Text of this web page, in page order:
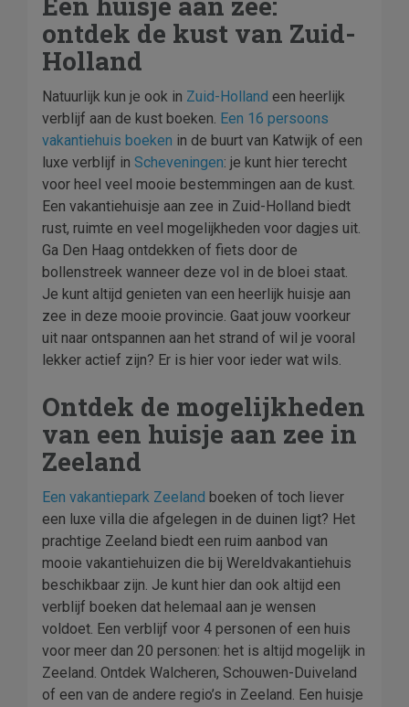
ontdek de kust van Zuid-
Holland
Natuurlijk kun je ook in Zuid-Holland een heerlijk
verblijf aan de kust boeken. Een 16 persoons
vakantiehuis boeken in de buurt van Katwijk of een
luxe verblijf in Scheveningen: je kunt hier terecht
voor heel veel mooie bestemmingen aan de kust.
Een vakantiehuisje aan zee in Zuid-Holland biedt
rust, ruimte en veel mogelijkheden voor dagjes uit.
Ga Den Haag ontdekken of fiets door de
bollenstreek wanneer deze vol in de bloei staat.
Je kunt altijd genieten van een heerlijk huisje aan
zee in deze mooie provincie. Gaat jouw voorkeur
uit naar ontspannen aan het strand of wil je vooral
lekker actief zijn? Er is hier voor ieder wat wils.
Ontdek de mogelijkheden
van een huisje aan zee in
Zeeland
Een vakantiepark Zeeland boeken of toch liever
een luxe villa die afgelegen in de duinen ligt? Het
prachtige Zeeland biedt een ruim aanbod van
mooie vakantiehuizen die bij Wereldvakantiehuis
beschikbaar zijn. Je kunt hier dan ook altijd een
verblijf boeken dat helemaal aan je wensen
voldoet. Een verblijf voor 4 personen of een huis
voor meer dan 20 personen: het is altijd mogelijk in
Zeeland. Ontdek Walcheren, Schouwen-Duiveland
of een van de andere regio’s in Zeeland. Een huisje